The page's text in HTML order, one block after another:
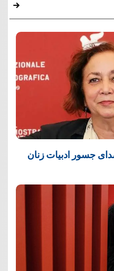
جسور ادبیات زنان